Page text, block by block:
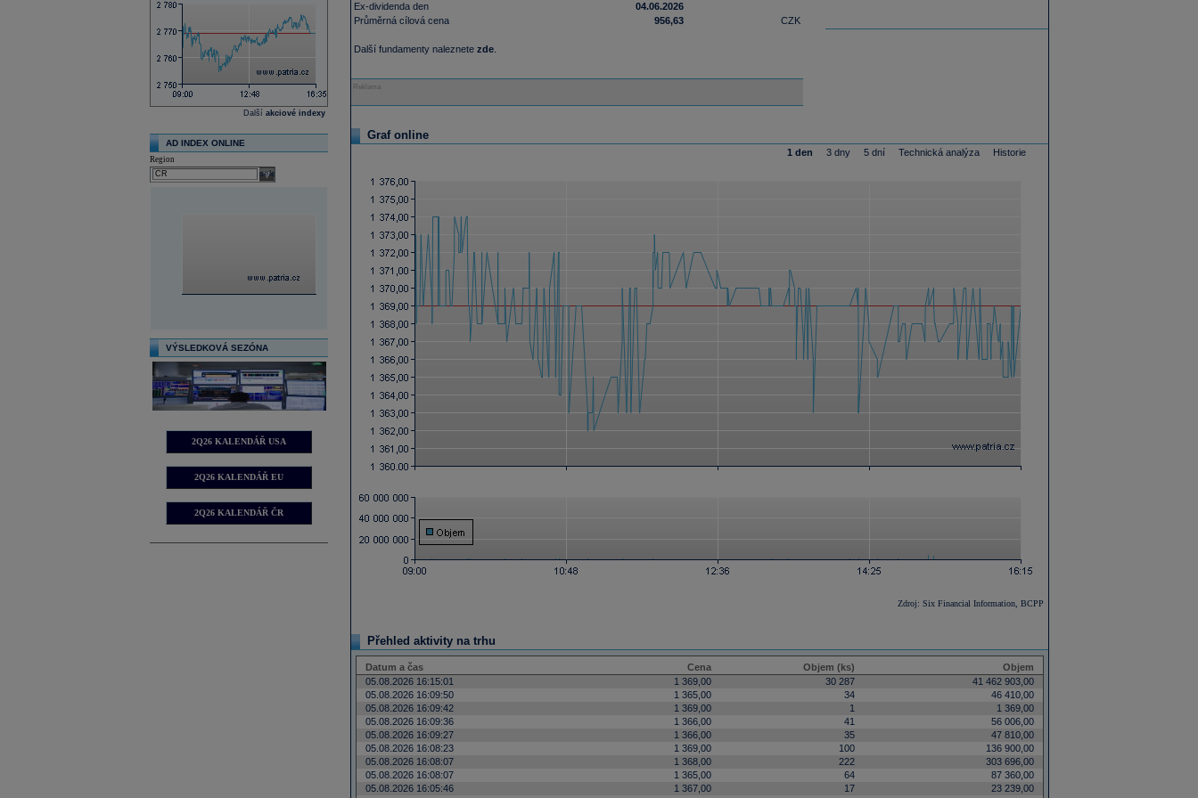
Další akciové indexy
AD INDEX ONLINE
Region
select
VÝSLEDKOVÁ SEZÓNA
2Q26 KALENDÁŘ USA
2Q26 KALENDÁŘ EU
2Q26 KALENDÁŘ ČR
Ex-dividenda den
04.06.2026
Průměrná cílová cena
956,63 CZK
Další fundamenty naleznete zde.
Reklama
Graf online
1 den 3 dny 5 dní Technická analýza Historie
Zdroj: Six Financial Information, BCPP
Přehled aktivity na trhu
Datum a čas Cena Objem (ks)
Objem
05.08.2026 16:15:01
1 369,00 30 287
41 462 903,00
05.08.2026 16:09:50
1 365,00 34
46 410,00
05.08.2026 16:09:42
1 369,00 1
1 369,00
05.08.2026 16:09:36
1 366,00 41
56 006,00
05.08.2026 16:09:27
1 366,00 35
47 810,00
05.08.2026 16:08:23
1 369,00 100
136 900,00
05.08.2026 16:08:07
1 368,00 222
303 696,00
05.08.2026 16:08:07
1 365,00 64
87 360,00
05.08.2026 16:05:46
1 367,00 17
23 239,00